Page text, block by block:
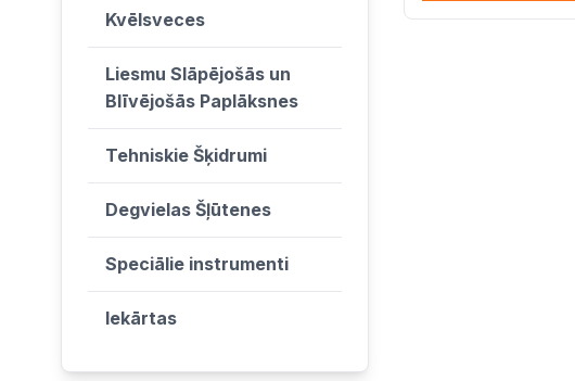
Kvēlsveces
Liesmu Slāpējošās un
Blīvējošās Paplāksnes
Tehniskie Šķidrumi
Degvielas Šļūtenes
Speciālie instrumenti
Iekārtas